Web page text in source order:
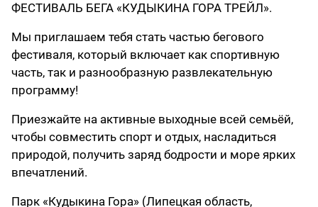
ФЕСТИВАЛЬ БЕГА «КУДЫКИНА ГОРА ТРЕЙЛ».
Мы приглашаем тебя стать частью бегового
фестиваля, который включает как спортивную
часть, так и разнообразную развлекательную
программу!
Приезжайте на активные выходные всей семьёй,
чтобы совместить спорт и отдых, насладиться
природой, получить заряд бодрости и море ярких
впечатлений.
Парк «Кудыкина Гора» (Липецкая область,